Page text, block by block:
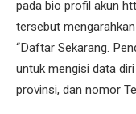
pada bio profil akun
tersebut
“Daftar Sekarang.
untuk mengisi data
provinsi, dan nomor